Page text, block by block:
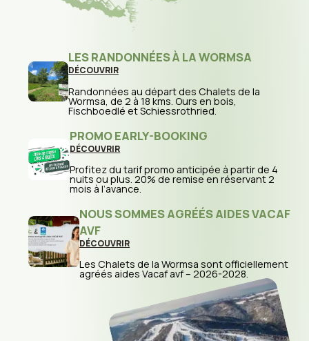
LES RANDONNÉES À LA WORMSA
DÉCOUVRIR
L
E
S
R
N
D
O
N
N
É
E
À
W
R
M
Randonnées au départ des Chalets de la
Wormsa, de 2 à 18 kms. Ours en bois,
Fischboedlé et Schiessrothried.
PROMO EARLY-BOOKING
DÉCOUVRIR
P
R
O
M
E
L
-
B
I
N
G
Profitez du tarif promo anticipée à partir de 4
nuits ou plus. 20% de remise en réservant 2
mois à l’avance.
NOUS SOMMES AGRÉÉS AIDES VACAF
AVF
DÉCOUVRIR
N
O
U
O
M
M
Les Chalets de la Wormsa sont officiellement
agréés aides Vacaf avf – 2026-2028.
PAIEMENT 3X SANS FRAIS
P
Nouveau ! Choisissez Klarna dans les méthodes